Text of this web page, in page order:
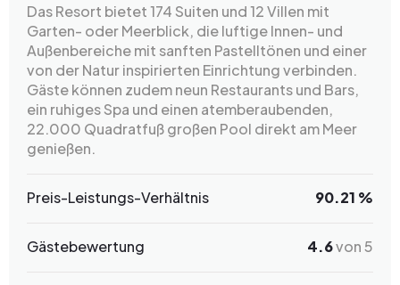
Das Resort bietet 174 Suiten und 12 Villen mit
Garten- oder Meerblick, die luftige Innen- und
Außenbereiche mit sanften Pastelltönen und einer
von der Natur inspirierten Einrichtung verbinden.
Gäste können zudem neun Restaurants und Bars,
ein ruhiges Spa und einen atemberaubenden,
22.000 Quadratfuß großen Pool direkt am Meer
genießen.
Preis-Leistungs-Verhältnis 90.21 %
Gästebewertung 4.6von 5